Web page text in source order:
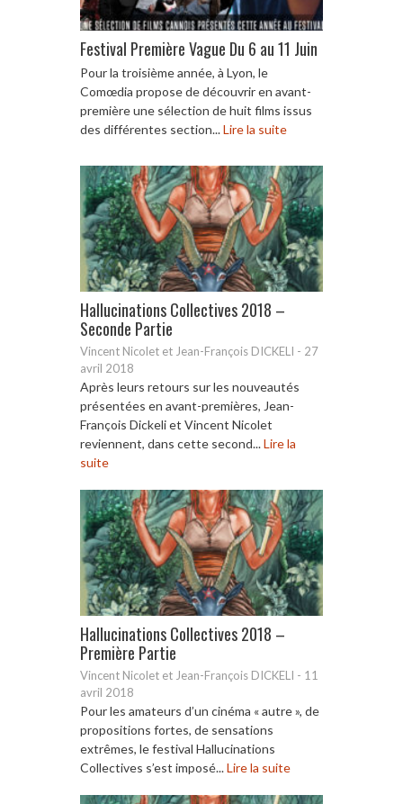
Festival Première Vague Du 6 au 11 Juin
Pour la troisième année, à Lyon, le
Comœdia propose de découvrir en avant-
première une sélection de huit films issus
des différentes section...Lire la suite
Hallucinations Collectives 2018 –
Seconde Partie
Vincent Nicolet et Jean-François DICKELI - 27
avril 2018
Après leurs retours sur les nouveautés
présentées en avant-premières, Jean-
François Dickeli et Vincent Nicolet
reviennent, dans cette second...Lire la
suite
Hallucinations Collectives 2018 –
Première Partie
Vincent Nicolet et Jean-François DICKELI - 11
avril 2018
Pour les amateurs d’un cinéma « autre », de
propositions fortes, de sensations
extrêmes, le festival Hallucinations
Collectives s’est imposé...Lire la suite